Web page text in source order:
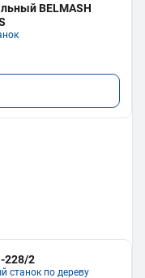
BELMASH
228/2
станок по дереву